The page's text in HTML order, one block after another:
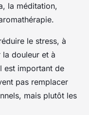
la méditation,
le stress, à
douleur et à
est important de
pas remplacer
mais plutôt les